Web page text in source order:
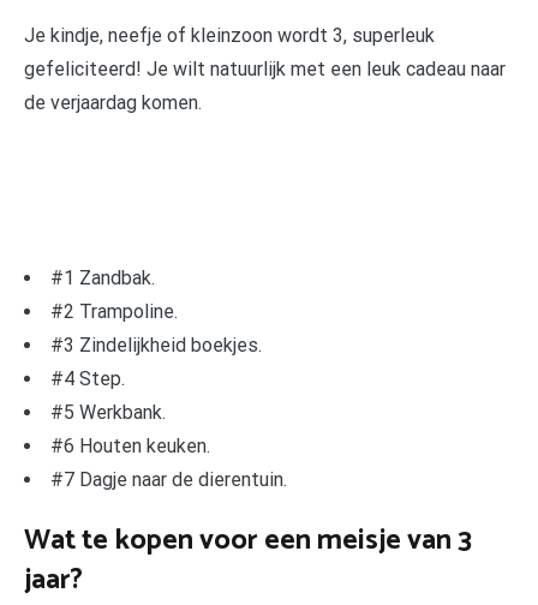
Je kindje, neefje of kleinzoon wordt 3, superleuk
gefeliciteerd! Je wilt natuurlijk met een leuk cadeau naar
de verjaardag komen.
#1 Zandbak.
#2 Trampoline.
#3 Zindelijkheid boekjes.
#4 Step.
#5 Werkbank.
#6 Houten keuken.
#7 Dagje naar de dierentuin.
Wat te kopen voor een meisje van 3
jaar?